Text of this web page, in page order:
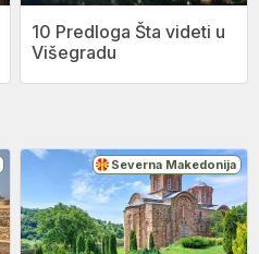
10 Predloga Šta videti u
Višegradu
Severna Makedonija